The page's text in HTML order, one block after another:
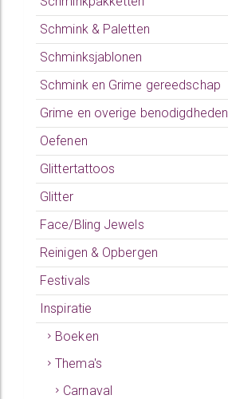
Schmink & Paletten
Schminksjablonen
Schmink en Grime gereedschap
Grime en overige benodigdheden
Oefenen
Glittertattoos
Glitter
Face/Bling Jewels
Reinigen & Opbergen
Festivals
Inspiratie
Boeken
Thema's
Carnaval